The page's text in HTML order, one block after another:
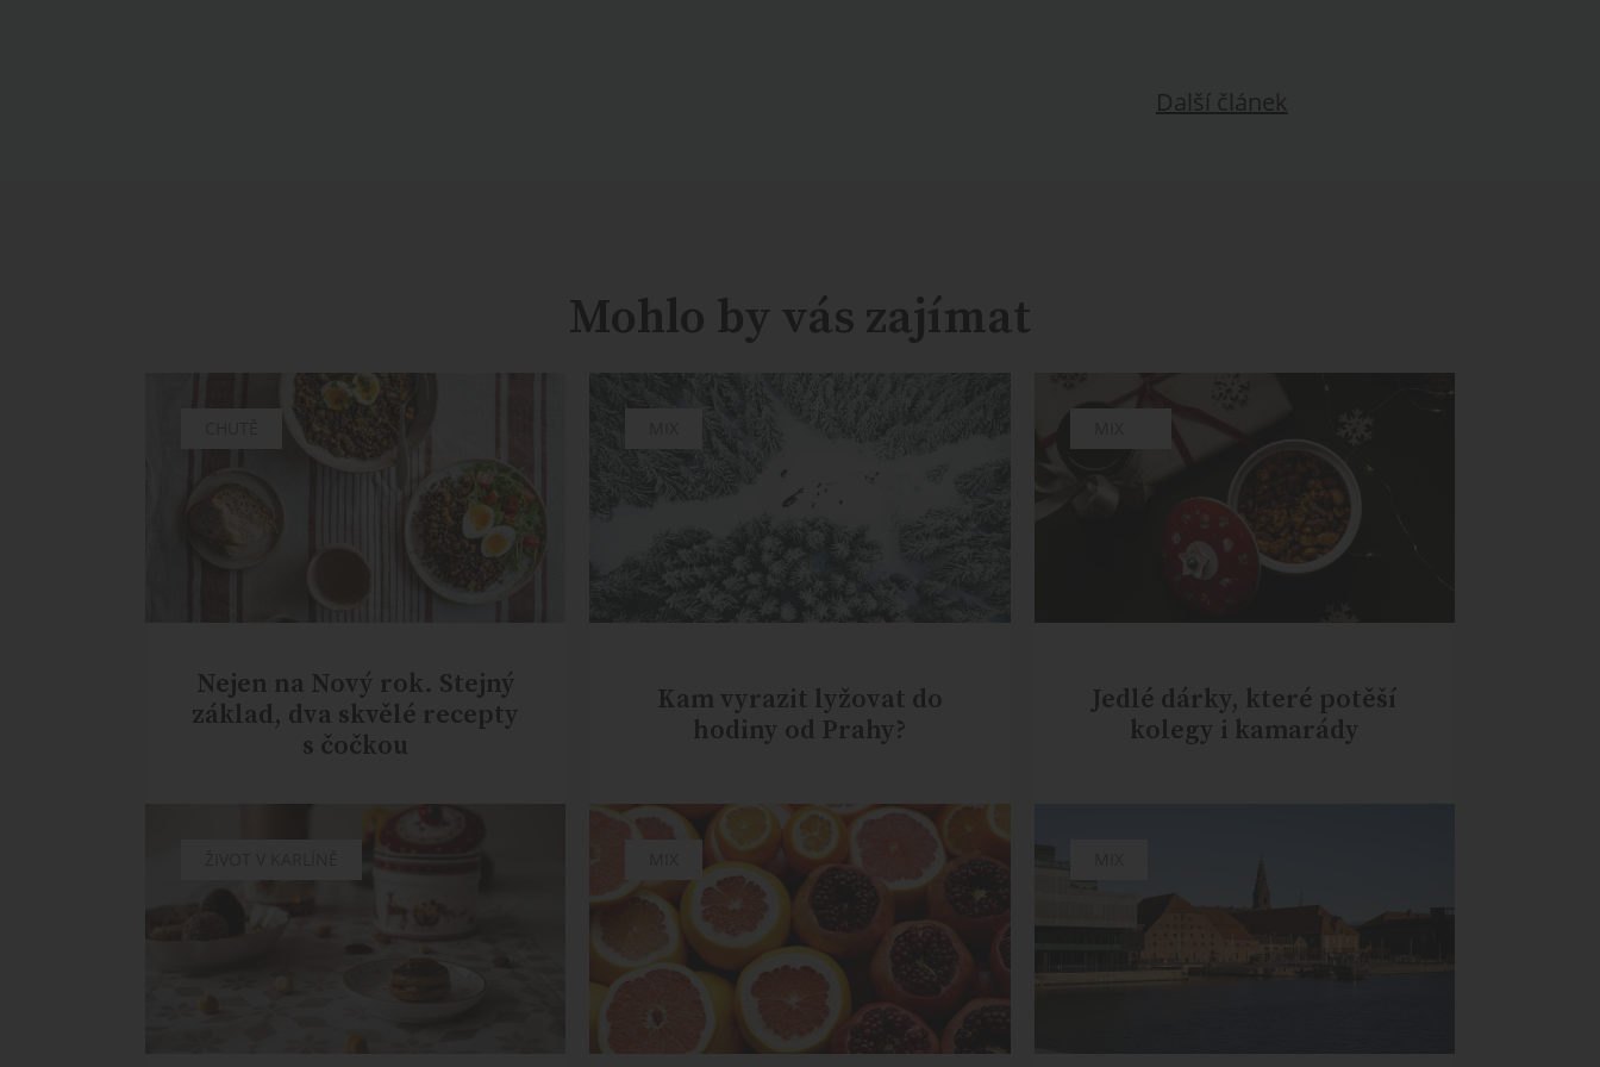
Další článek
Mohlo by vás zajímat
Nejen na Nový rok. Stejný
základ, dva skvělé recepty
s čočkou
Kam vyrazit lyžovat do
hodiny od Prahy?
Jedlé dárky, které potěší
kolegy i kamarády